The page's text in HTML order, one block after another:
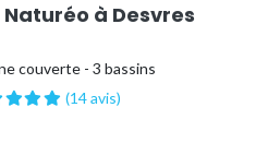
à Desvres
couverte - 3 bassins
(14 avis)